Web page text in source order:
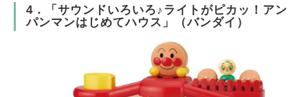
4．「サウンドいろいろ♪ライトがピカッ！アン
パンマンはじめてハウス」（バンダイ）